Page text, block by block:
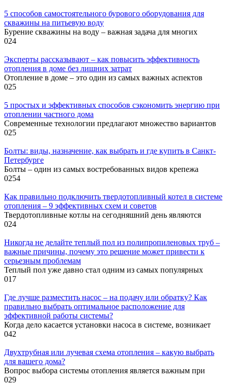
5 способов самостоятельного бурового оборудования для
скважины на питьевую воду
Бурение скважины на воду – важная задача для многих
024
Эксперты рассказывают – как повысить эффективность
отопления в доме без лишних затрат
Отопление в доме – это один из самых важных аспектов
025
5 простых и эффективных способов сэкономить энергию при
отоплении частного дома
Современные технологии предлагают множество вариантов
025
Болты: виды, назначение, как выбрать и где купить в Санкт-
Петербурге
Болты – один из самых востребованных видов крепежа
0254
Как правильно подключить твердотопливный котел в системе
отопления – 9 эффективных схем и советов
Твердотопливные котлы на сегодняшний день являются
024
Никогда не делайте теплый пол из полипропиленовых труб –
важные причины, почему это решение может привести к
серьезным проблемам
Теплый пол уже давно стал одним из самых популярных
017
Где лучше разместить насос – на подачу или обратку? Как
правильно выбрать оптимальное расположение для
эффективной работы системы?
Когда дело касается установки насоса в системе, возникает
042
Двухтрубная или лучевая схема отопления – какую выбрать
для вашего дома?
Вопрос выбора системы отопления является важным при
029